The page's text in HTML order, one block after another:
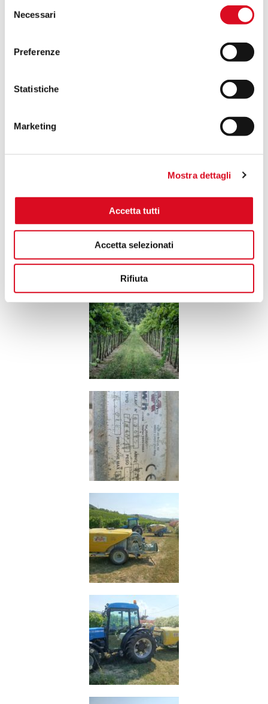
delNecessari
Preferenze
Statistiche
Marketing
Mostra dettagli
Accetta tutti
Accetta selezionati
Rifiuta